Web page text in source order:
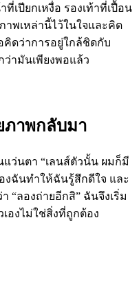
เปียกเหงื่อ รองเท้าที่เปื้อน
พเหล่านี้ไว้ในใจและคิด
คิดว่าการอยู่ใกล้ชิดกับ
ามันเพียงพอแล้ว
ภาพกลับมา
ว่นตา “เลนส์ตัวนั้น ผมก็มี
งฉันทำให้ฉันรู้สึกดีใจ และ
ลองถ่ายอีกสิ” ฉันจึงเริ่ม
องไม่ใช่สิ่งที่ถูกต้อง